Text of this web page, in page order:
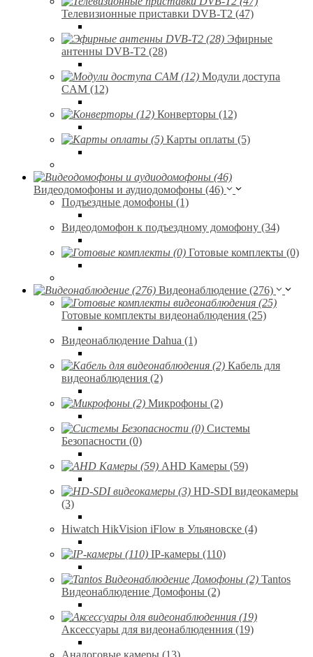
Телевизионные приставки DVB-T2 (47)
Эфирные
антенны DVB-T2 (28)
Модули доступа
CAM (12)
Конверторы (12)
Карты оплаты (5)
Видеодомофоны и аудиодомофоны (46)
Подъездные домофоны (1)
Видеодомофон к подъездному домофону (34)
Готовые комплекты (0)
Видеонаблюдение (276)
Готовые комплекты видеонаблюдения (25)
Видеонаблюдение Dahua (1)
Кабель для
видеонаблюдения (2)
Микрофоны (2)
Системы
Безопасности (0)
AHD Камеры (59)
HD-SDI видеокамеры
(3)
Hiwatch HikVision iFlow в Ульяновске (4)
IP-камеры (110)
Tantos
Видеонаблюдение Домофоны (2)
Аксессуары для видеонаблюденния (19)
Аналоговые камеры (13)